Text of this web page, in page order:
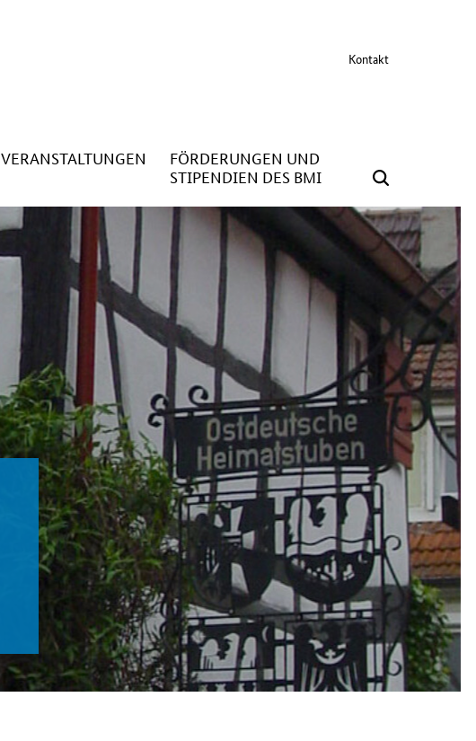
Kontakt
VERANSTALTUNGEN
FÖRDERUNGEN UND
STIPENDIEN DES BMI